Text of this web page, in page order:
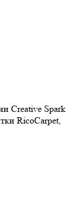
Creative Spark
RicoCarpet,